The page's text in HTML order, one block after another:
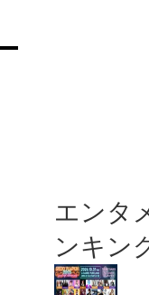
エンタ
ンキン